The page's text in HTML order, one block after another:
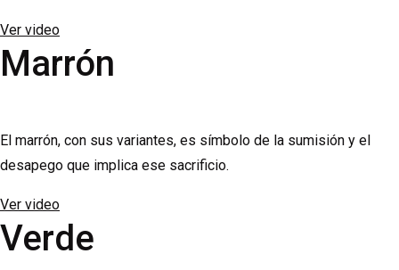
Ver video
Marrón
El marrón, con sus variantes, es símbolo de la sumisión y el
desapego que implica ese sacrificio.
Ver video
Verde